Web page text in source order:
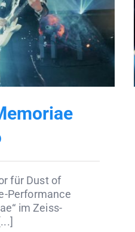
für Dust of
Performance
im Zeiss-